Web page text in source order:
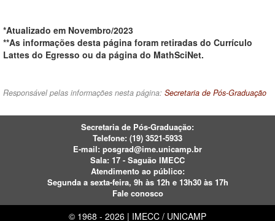
*Atualizado em Novembro/2023
**As informações desta página foram retiradas do Currículo
Lattes do Egresso ou da página do MathSciNet.
Responsável pelas informações nesta página: Secretaria de Pós-Graduação
Secretaria de Pós-Graduação:
Telefone: (19) 3521-5933
E-mail: posgrad@ime.unicamp.br
Sala: 17 - Saguão IMECC
Atendimento ao público:
Segunda a sexta-feira, 9h às 12h e 13h30 às 17h
Fale conosco
© 1968 - 2026 | IMECC / UNICAMP